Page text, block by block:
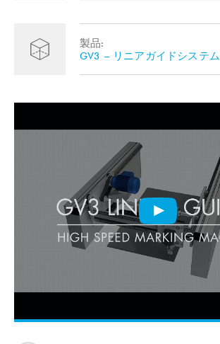
製品:
GV3 – リニアガイドシステム